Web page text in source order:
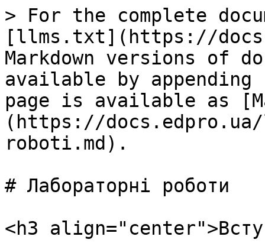
> For the complete
[llms.txt](https://
Markdown versions of
available by
page is available as
(https://
roboti.md).
# Лабораторні роботи
<h3